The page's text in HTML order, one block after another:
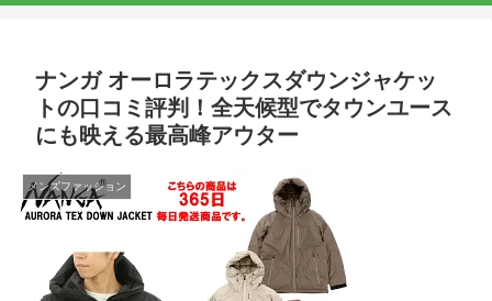
ナンガ オーロラテックスダウンジャケッ
トの口コミ評判！全天候型でタウンユース
にも映える最高峰アウター
メンズファッション